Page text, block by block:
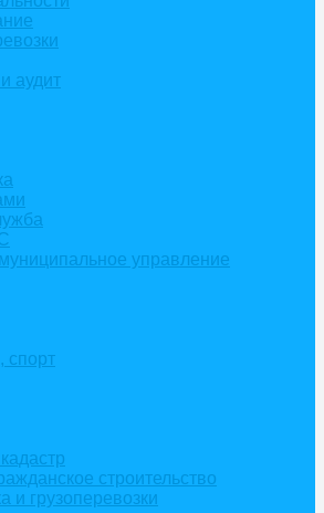
аудит
управление
спорт
строительство
и грузоперевозки